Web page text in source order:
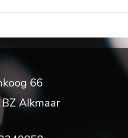
66
Alkmaar